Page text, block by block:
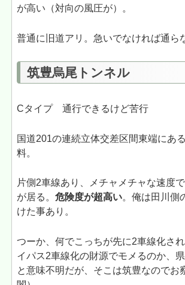
が高い（対向の風圧が）。
普通に旧道アリ。急いでなければ通ら
筑豊烏尾トンネル
Cタイプ 通行できるけど苦行
国道201の連続立体交差区間東端にあ
料。
片側2車線あり、メチャメチャな速度
が居る。危険度が超高い。俺は田川側
けた事あり。
つーか、何でこっちが先に2車線化さ
イパス2車線化の財源でモメるのか、
と意味不明だが、そこは筑豊なのでお